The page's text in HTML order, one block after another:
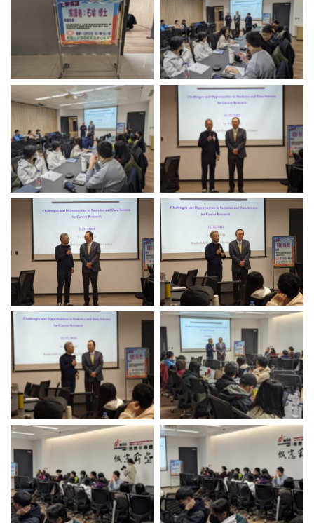
No Caption No Caption
No Caption No Caption
No Caption No Caption
No Caption No Caption
No Caption No Caption